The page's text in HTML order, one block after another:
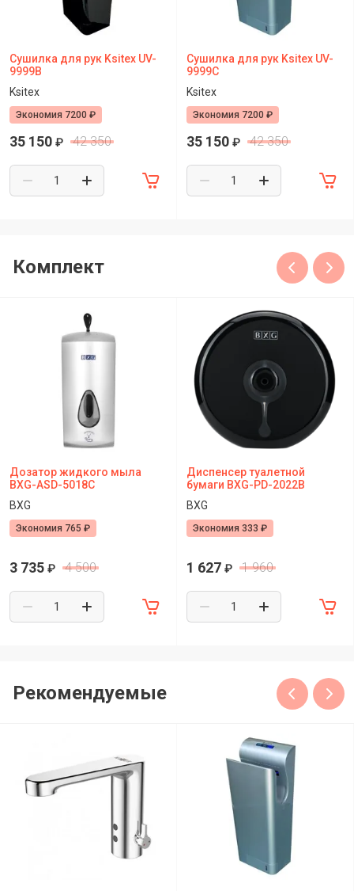
Сушилка для рук Ksitex UV-
9999B
Ksitex
Экономия 7200 ₽
35 150 ₽ 42 350
Сушилка для рук Ksitex UV-
9999C
Ksitex
Экономия 7200 ₽
35 150 ₽ 42 350
Комплект
Дозатор жидкого мыла
BXG-ASD-5018C
BXG
Экономия 765 ₽
3 735 ₽ 4 500
Диспенсер туалетной
бумаги BXG-PD-2022В
BXG
Экономия 333 ₽
1 627 ₽ 1 960
Рекомендуемые